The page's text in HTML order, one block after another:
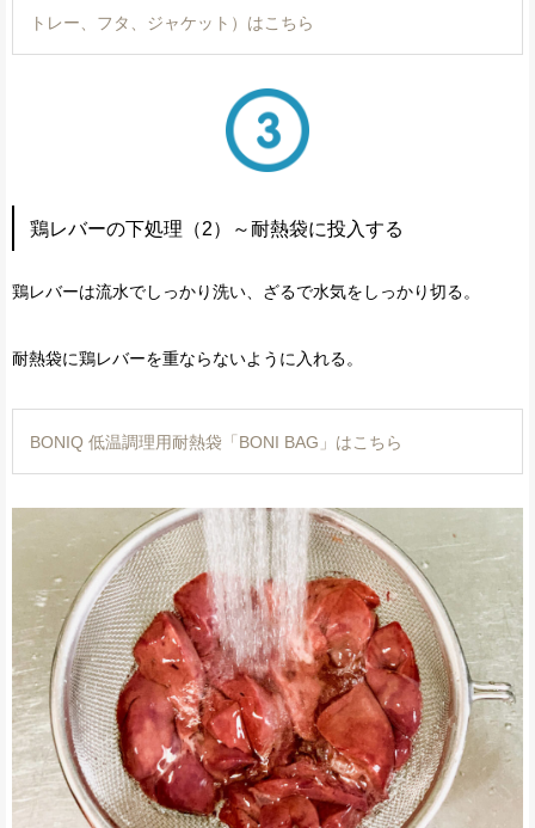
トレー、フタ、ジャケット）はこちら
鶏レバーの下処理（2）～耐熱袋に投入する
鶏レバーは流水でしっかり洗い、ざるで水気をしっかり切る。
耐熱袋に鶏レバーを重ならないように入れる。
BONIQ 低温調理用耐熱袋「BONI BAG」はこちら